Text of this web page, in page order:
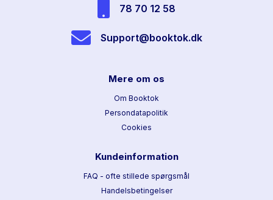
78 70 12 58
Support@booktok.dk
Mere om os
Om Booktok
Persondatapolitik
Cookies
Kundeinformation
FAQ - ofte stillede spørgsmål
Handelsbetingelser